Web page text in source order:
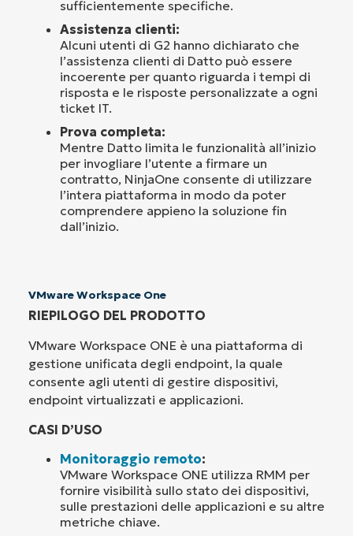
sufficientemente specifiche.
Assistenza clienti:
Alcuni utenti di G2 hanno dichiarato che
l’assistenza clienti di Datto può essere
incoerente per quanto riguarda i tempi di
risposta e le risposte personalizzate a ogni
ticket IT.
Prova completa:
Mentre Datto limita le funzionalità all’inizio
per invogliare l’utente a firmare un
contratto, NinjaOne consente di utilizzare
l’intera piattaforma in modo da poter
comprendere appieno la soluzione fin
dall’inizio.
VMware Workspace One
RIEPILOGO DEL PRODOTTO
VMware Workspace ONE è una piattaforma di
gestione unificata degli endpoint, la quale
consente agli utenti di gestire dispositivi,
endpoint virtualizzati e applicazioni.
CASI D’USO
Monitoraggio remoto:
VMware Workspace ONE utilizza RMM per
fornire visibilità sullo stato dei dispositivi,
sulle prestazioni delle applicazioni e su altre
metriche chiave.